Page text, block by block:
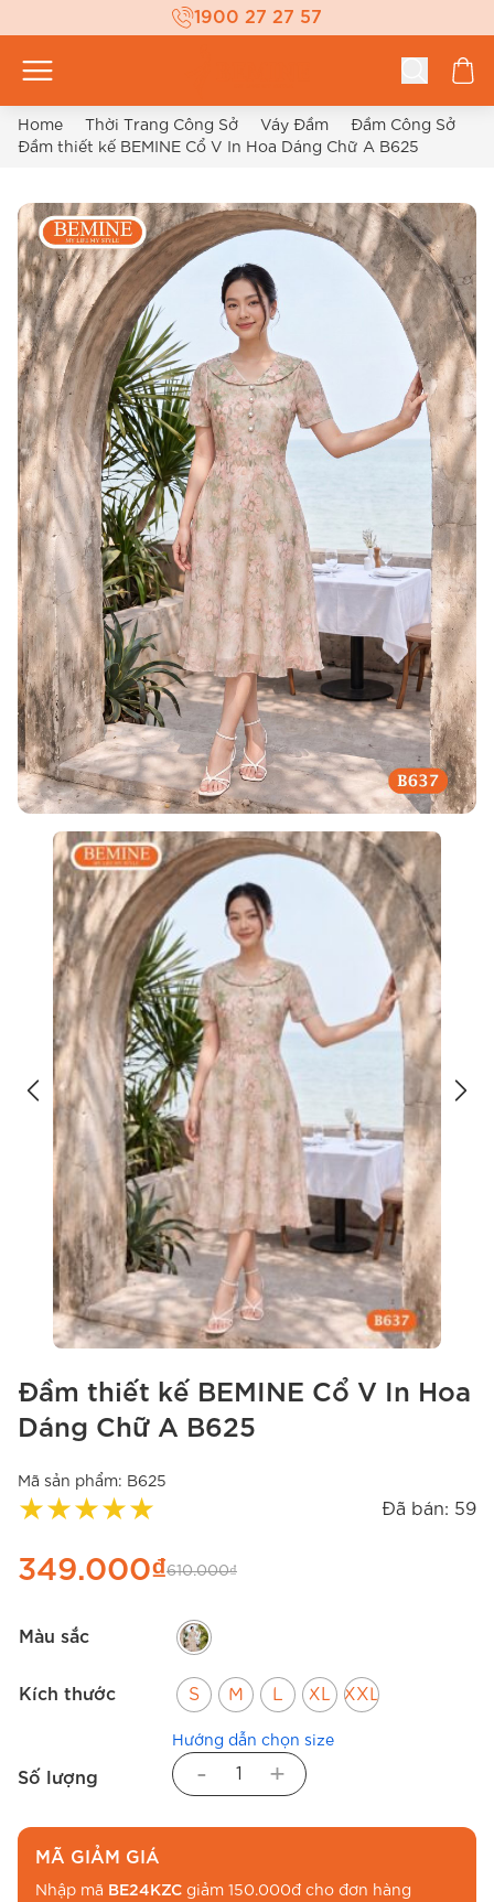
1900 27 27 57
Home Thời Trang Công Sở Váy Đầm
Đầm Công Sở
Đầm thiết kế BEMINE Cổ V In Hoa Dáng Chữ A B625
Đầm thiết kế BEMINE Cổ V In Hoa
Dáng Chữ A B625
Mã sản phẩm: B625
★★★★★ Đã bán: 59
349.000₫610.000₫
Màu sắc
Kích thước S M L XL XXL
Số lượng - +
Hướng dẫn chọn size
MÃ GIẢM GIÁ
Nhập mã BE24KZC giảm 150.000đ cho đơn hàng